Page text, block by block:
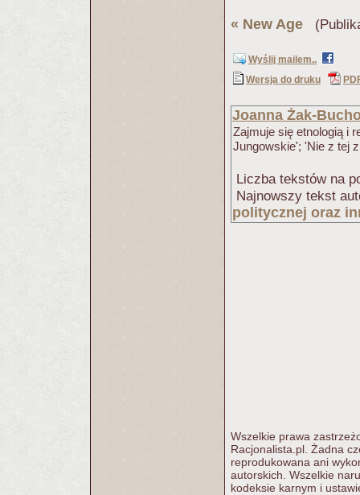
« New Age
Wyślij mailem..
Wersja do druku
Joanna Żak-
Zajmuje się etnologią i
Jungowskie'; 'Nie z tej
Liczba tekstów na
Najnowszy tekst
politycznej oraz
Wszelkie prawa
Racjonalista.pl. Żadna
reprodukowana ani
autorskich. Wszelkie
kodeksie karnym i